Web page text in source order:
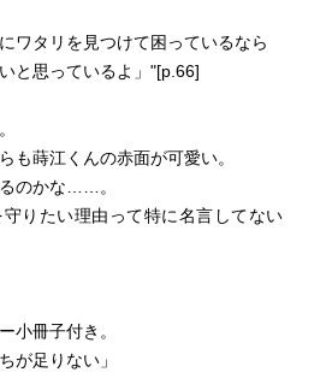
ワタリを見つけて困っているなら
と思っているよ」"[p.66]
も蒔江くんの赤面が可愛い。
のかな……。
りたい理由って特に名言してない
小冊子付き。
が足りない」